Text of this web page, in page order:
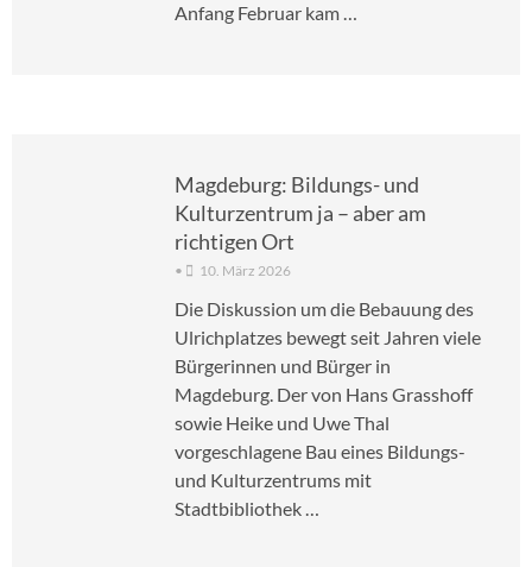
Anfang Februar kam …
Magdeburg: Bildungs- und
Kulturzentrum ja – aber am
richtigen Ort
• 10. März 2026
Die Diskussion um die Bebauung des
Ulrichplatzes bewegt seit Jahren viele
Bürgerinnen und Bürger in
Magdeburg. Der von Hans Grasshoff
sowie Heike und Uwe Thal
vorgeschlagene Bau eines Bildungs-
und Kulturzentrums mit
Stadtbibliothek …